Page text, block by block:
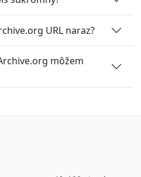
URL naraz?
môžem